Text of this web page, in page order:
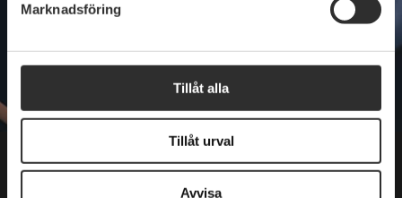
Marknadsföring
Tillåt alla
Tillåt urval
Avvisa
SKAPA KONTO